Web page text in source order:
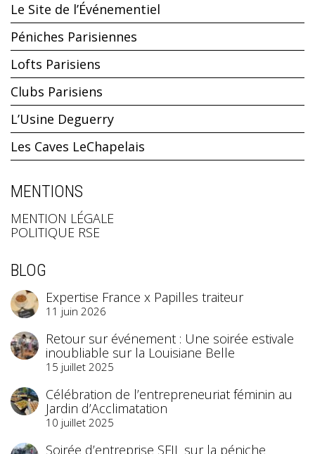
Le Site de l’Événementiel
Péniches Parisiennes
Lofts Parisiens
Clubs Parisiens
L’Usine Deguerry
Les Caves LeChapelais
MENTIONS
MENTION LÉGALE
POLITIQUE RSE
BLOG
Expertise France x Papilles traiteur
11 juin 2026
Retour sur événement : Une soirée estivale
inoubliable sur la Louisiane Belle
15 juillet 2025
Célébration de l’entrepreneuriat féminin au
Jardin d’Acclimatation
10 juillet 2025
Soirée d’entreprise SFIL sur la péniche